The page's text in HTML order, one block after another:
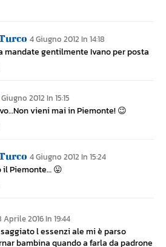
4 Giugno 2012 In 14:18
mandate gentilmente Ivano per posta
2012 In 15:15
vieni mai in Piemonte! 😉
4 Giugno 2012 In 15:24
il Piemonte… 😛
Aprile 2016 In 19:44
l essenzi ale mi è parso
bambina quando a farla da padrone